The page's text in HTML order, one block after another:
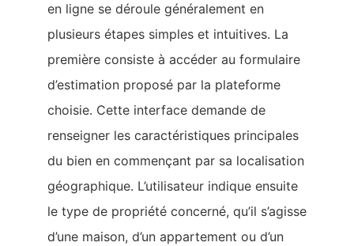
en ligne se déroule généralement en
plusieurs étapes simples et intuitives. La
première consiste à accéder au formulaire
d’estimation proposé par la plateforme
choisie. Cette interface demande de
renseigner les caractéristiques principales
du bien en commençant par sa localisation
géographique. L’utilisateur indique ensuite
le type de propriété concerné, qu’il s’agisse
d’une maison, d’un appartement ou d’un